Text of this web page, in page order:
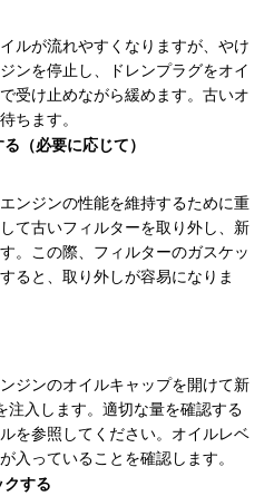
ルが流れやすくなりますが、やけ
ンを停止し、ドレンプラグをオイ
受け止めながら緩めます。古いオ
ちます。
（必要に応じて）
ンジンの性能を維持するために重
て古いフィルターを取り外し、新
。この際、フィルターのガスケッ
ると、取り外しが容易になりま
ジンのオイルキャップを開けて新
注入します。適切な量を確認する
を参照してください。オイルレベ
入っていることを確認します。
クする